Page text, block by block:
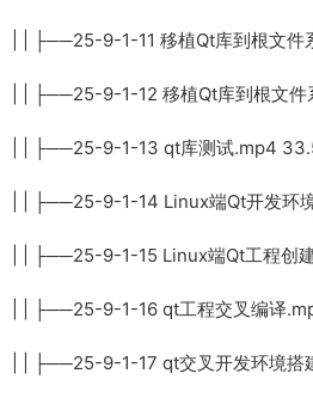
| | ├──25-9-1-11 移植Qt库到根文
| | ├──25-9-1-12 移植Qt库到根文件
| | ├──25-9-1-13 qt库测试.mp4
| | ├──25-9-1-14 Linux端Qt开发环
| | ├──25-9-1-15 Linux端Qt工程创
| | ├──25-9-1-16 qt工程交叉编译
| | ├──25-9-1-17 qt交叉开发环境搭